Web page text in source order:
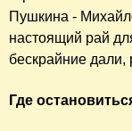
Пушкина -
настоящий рай
бескрайние дали,
Где